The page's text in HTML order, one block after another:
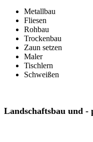
Metallbau
Fliesen
Rohbau
Trockenbau
Zaun setzen
Maler
Tischlern
Schweißen
Landschaftsbau und -